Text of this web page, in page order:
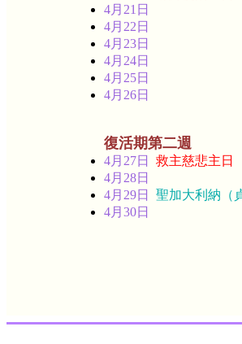
4月21日
4月22日
4月23日
4月24日
4月25日
4月26日
復活期第二週
4月27日
救主慈悲主日
4月28日
4月29日 聖加大利納（
4月30日